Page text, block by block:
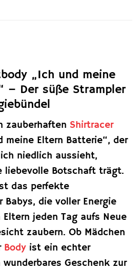
„Ich und meine
– Der süße Strampler
zauberhaften Shirtracer
meine Eltern Batterie“, der
niedlich aussieht,
liebevolle Botschaft trägt.
das perfekte
Babys, die voller Energie
jeden Tag aufs Neue
zaubern. Ob Mädchen
Body ist ein echter
Geschenk zur